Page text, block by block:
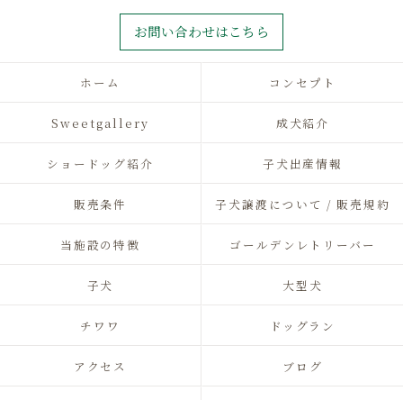
お問い合わせはこちら
ホーム コンセプト
Sweetgallery 成犬紹介
ショードッグ紹介 子犬出産情報
販売条件 子犬譲渡について / 販売規約
当施設の特徴 ゴールデンレトリーバー
子犬 大型犬
チワワ ドッグラン
アクセス ブログ